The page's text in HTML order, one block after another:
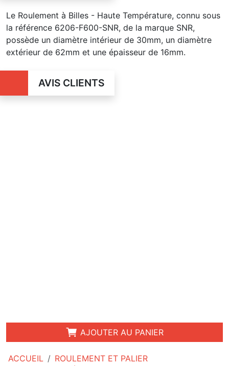
ACCUEIL
ROULEMENT ET PALIER
Le Roulement à Billes - Haute Température, connu sous
la référence 6206-F600-SNR, de la marque SNR,
possède un diamètre intérieur de 30mm, un diamètre
extérieur de 62mm et une épaisseur de 16mm.
AVIS CLIENTS
AJOUTER AU PANIER